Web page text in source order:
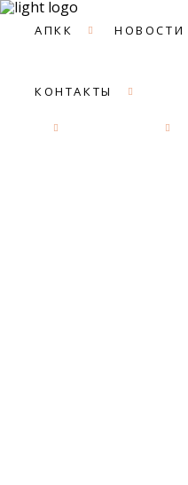
АПКК НОВОСТИ
КОНТАКТЫ